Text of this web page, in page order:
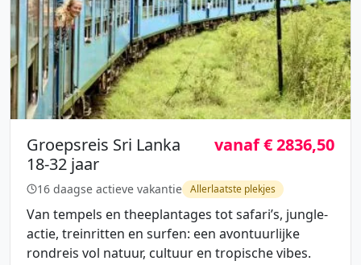
Groepsreis Sri Lanka
18-32 jaar
vanaf € 2836,50
16 daagse actieve vakantie Allerlaatste plekjes
Van tempels en theeplantages tot safari’s, jungle-
actie, treinritten en surfen: een avontuurlijke
rondreis vol natuur, cultuur en tropische vibes.